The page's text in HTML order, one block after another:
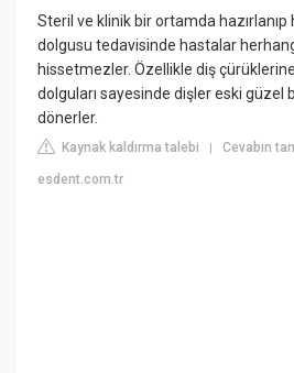
Steril ve klinik bir ortamda
dolgusu tedavisinde hastalar herhangi
hissetmezler. Özellikle diş
dolguları sayesinde dişler eski güzel
dönerler.
Kaynak kaldırma talebi |Cevabın
esdent.com.tr